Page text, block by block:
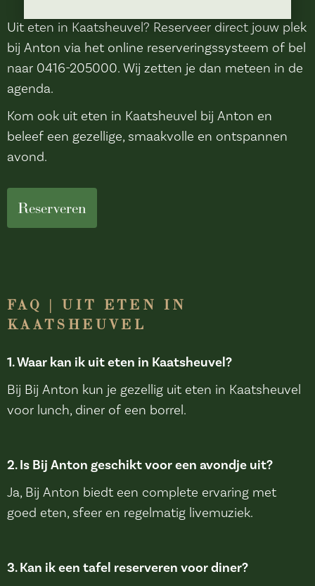
Uit eten in Kaatsheuvel? Reserveer direct jouw plek
bij Anton via het online reserveringssysteem of bel
naar 0416-205000. Wij zetten je dan meteen in de
agenda.
Kom ook uit eten in Kaatsheuvel bij Anton en
beleef een gezellige, smaakvolle en ontspannen
avond.
Reserveren
FAQ | UIT ETEN IN
KAATSHEUVEL
1. Waar kan ik uit eten in Kaatsheuvel?
Bij Bij Anton kun je gezellig uit eten in Kaatsheuvel
voor lunch, diner of een borrel.
2. Is Bij Anton geschikt voor een avondje uit?
Ja, Bij Anton biedt een complete ervaring met
goed eten, sfeer en regelmatig livemuziek.
3. Kan ik een tafel reserveren voor diner?